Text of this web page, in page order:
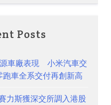
Posts
車廠表現 小米汽車交
車全系交付再創新高
力斯獲深交所調入港股